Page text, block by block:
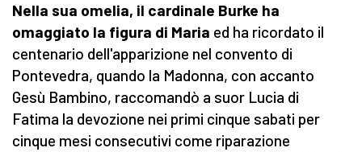
Nella sua omelia, il cardinale Burke ha
omaggiato la figura di Maria ed ha ricordato il
centenario dell'apparizione nel convento di
Pontevedra, quando la Madonna, con accanto
Gesù Bambino, raccomandò a suor Lucia di
Fatima la devozione nei primi cinque sabati per
cinque mesi consecutivi come riparazione